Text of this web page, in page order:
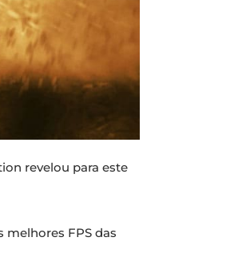
revelou para este
melhores FPS das